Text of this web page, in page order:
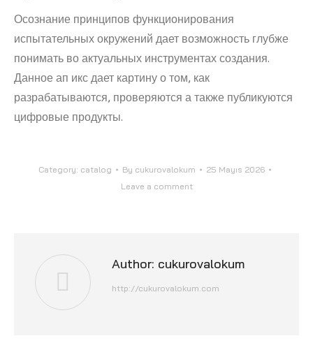
Осознание принципов функционирования
испытательных окружений дает возможность глубже
понимать во актуальных инструментах создания.
Данное ап икс дает картину о том, как
разрабатываются, проверяются а также публикуются
цифровые продукты.
Category: catalog By cukurovalokum
25 Mayıs 2026
Leave a comment
Author: cukurovalokum
http://cukurovalokum.com